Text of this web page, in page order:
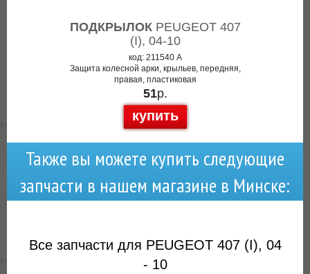
ПОДКРЫЛОКPEUGEOT 407
(I), 04-10
код: 211540 А
Защита колесной арки, крыльев, передняя,
правая, пластиковая
51р.
купить
Также вы можете купить следующие
запчасти в нашем магазине в Минске:
Все запчасти для PEUGEOT 407 (I), 04
- 10